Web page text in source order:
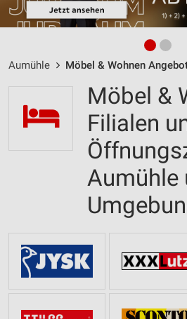
Aumühle Möbel & Wohnen
Möbel &
Filialen
Aumühle